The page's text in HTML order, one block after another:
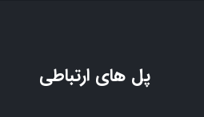
پل های ارتباطی